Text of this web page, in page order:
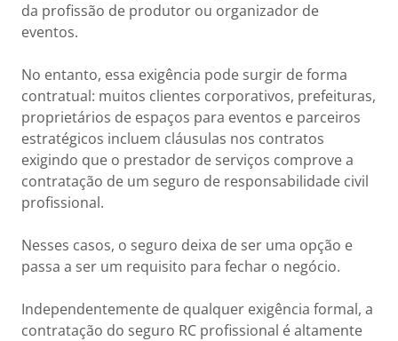
da profissão de produtor ou organizador de
eventos.
No entanto, essa exigência pode surgir de forma
contratual: muitos clientes corporativos, prefeituras,
proprietários de espaços para eventos e parceiros
estratégicos incluem cláusulas nos contratos
exigindo que o prestador de serviços comprove a
contratação de um seguro de responsabilidade civil
profissional.
Nesses casos, o seguro deixa de ser uma opção e
passa a ser um requisito para fechar o negócio.
Independentemente de qualquer exigência formal, a
contratação do seguro RC profissional é altamente